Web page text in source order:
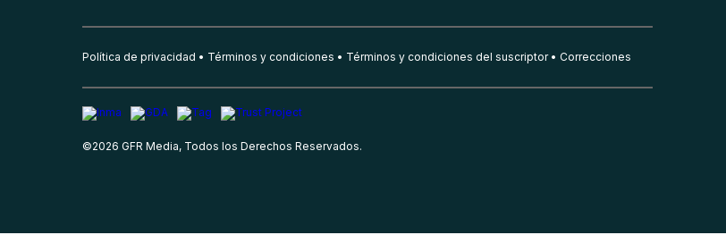
Política de privacidad Términos y condiciones Términos y condiciones del suscriptor Correcciones
©2026 GFR Media, Todos los Derechos Reservados.